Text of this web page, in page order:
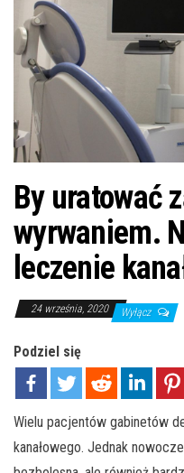
By uratować
wyrwaniem.
leczenie
24 września, 2020 Wyłącz
Podziel się
Wielu pacjentów gabinetów
kanałowego. Jednak